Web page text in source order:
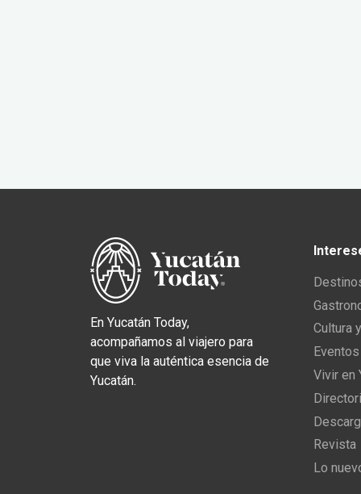
En Yucatán Today,
acompañamos al viajero para
que viva la auténtica esencia de
Yucatán.
Cultura
Vivir en
Revista
Lo